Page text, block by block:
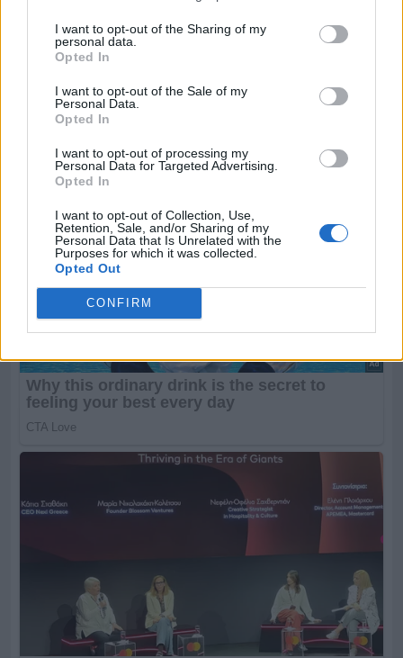
I want to opt-out of the Sharing of my
personal data.
Opted In
I want to opt-out of the Sale of my
Personal Data.
Opted In
I want to opt-out of processing my
Personal Data for Targeted Advertising.
Opted In
I want to opt-out of Collection, Use,
Retention, Sale, and/or Sharing of my
Personal Data that Is Unrelated with the
Purposes for which it was collected.
Opted Out
CONFIRM